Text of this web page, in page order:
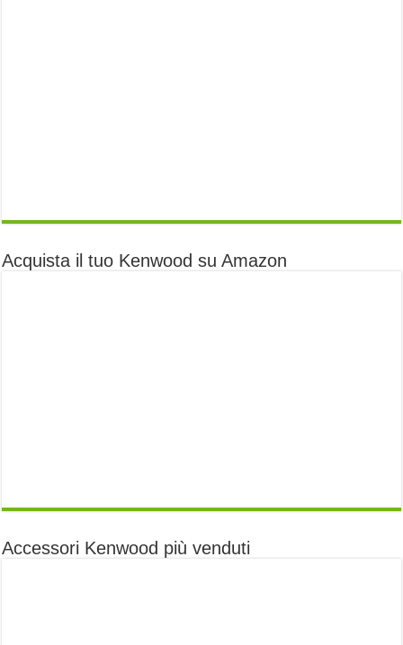
Acquista il tuo Kenwood su Amazon
Accessori Kenwood più venduti